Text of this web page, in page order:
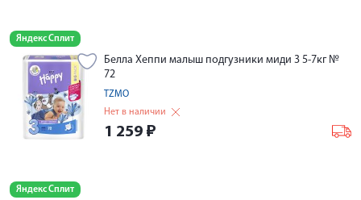
Яндекс Сплит
Белла Хеппи малыш подгузники миди 3 5-7кг №
72
TZMO
Нет в наличии
1 259 ₽
Яндекс Сплит